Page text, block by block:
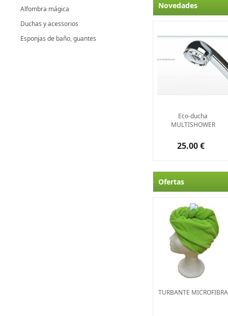
Alfombra mágica
Duchas y acessorios
Esponjas de baño, guantes
Novedades
Eco-ducha
MULTISHOWER
25.00 €
Ofertas
TURBANTE MICROFIBRA